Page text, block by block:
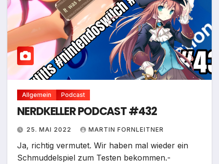
Allgemein Podcast
NERDKELLER PODCAST #432
25. MAI 2022 MARTIN FORNLEITNER
Ja, richtig vermutet. Wir haben mal wieder ein
Schmuddelspiel zum Testen bekommen.-